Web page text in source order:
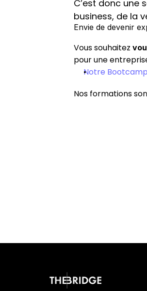
C’est donc une
business, de la
Envie de devenir
Vous souhaitez
pour une
Notre
Nos formations